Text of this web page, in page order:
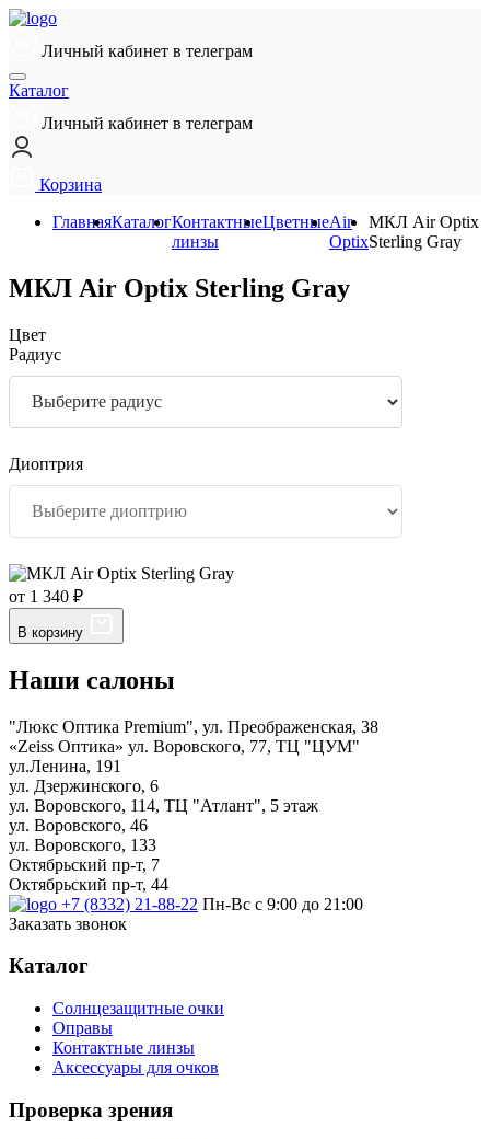
Личный кабинет в телеграм
Каталог
Личный кабинет в телеграм
Корзина
ГлавнаяКаталогКонтактные
линзы
ЦветныеAir
Optix
МКЛ Air Optix
Sterling Gray
МКЛ Air Optix Sterling Gray
Цвет
Радиус
Диоптрия
от 1 340 ₽
В корзину
Наши салоны
"Люкс Оптика Premium", ул. Преображенская, 38
«Zeiss Оптика» ул. Воровского, 77, ТЦ "ЦУМ"
ул.Ленина, 191
ул. Дзержинского, 6
ул. Воровского, 114, ТЦ "Атлант", 5 этаж
ул. Воровского, 46
ул. Воровского, 133
Октябрьский пр-т, 7
Октябрьский пр-т, 44
+7 (8332) 21-88-22 Пн-Вс с 9:00 до 21:00
Заказать звонок
Каталог
Солнцезащитные очки
Оправы
Контактные линзы
Аксессуары для очков
Проверка зрения